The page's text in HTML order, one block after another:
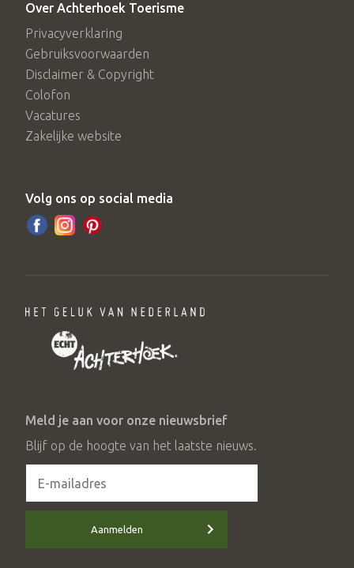
Over Achterhoek Toerisme
Privacyverklaring
Gebruiksvoorwaarden
Disclaimer & Copyright
Colofon
Vacatures
Zakelijke website
Volg ons op social media
Meld je aan voor onze nieuwsbrief
Blijf op de hoogte van het laatste nieuws.
Aanmelden